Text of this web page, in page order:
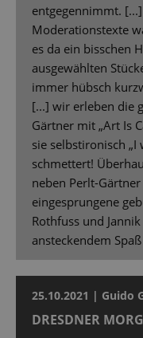
entgegennimmt.
Moderationstexte
es da ein bisschen
ausgewählten
immer hübsch
[...] wir erleben die
Gärtner mit „Art Is
sie selbstironisch
schmettert!
neben Perlt-
eingesprungene
Rothfuss und
ansteckendem
25.10.2021 | Guido
DRESDNER